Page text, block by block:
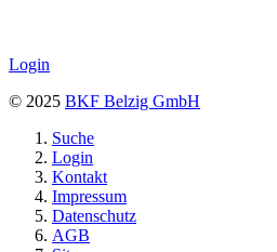
Login
© 2025 BKF Belzig GmbH
Suche
Login
Kontakt
Impressum
Datenschutz
AGB